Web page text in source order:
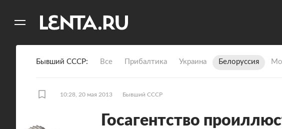
Бывший СССР Все Прибалтика Украина Белоруссия
10:28, 20 мая 2013 Бывший СССР
Госагентство